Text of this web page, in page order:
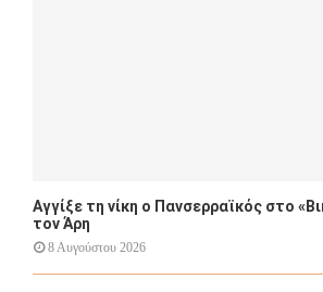
Αγγίξε τη νίκη ο Πανσερραϊκός στο
τον Άρη
8 Αυγούστου 2026